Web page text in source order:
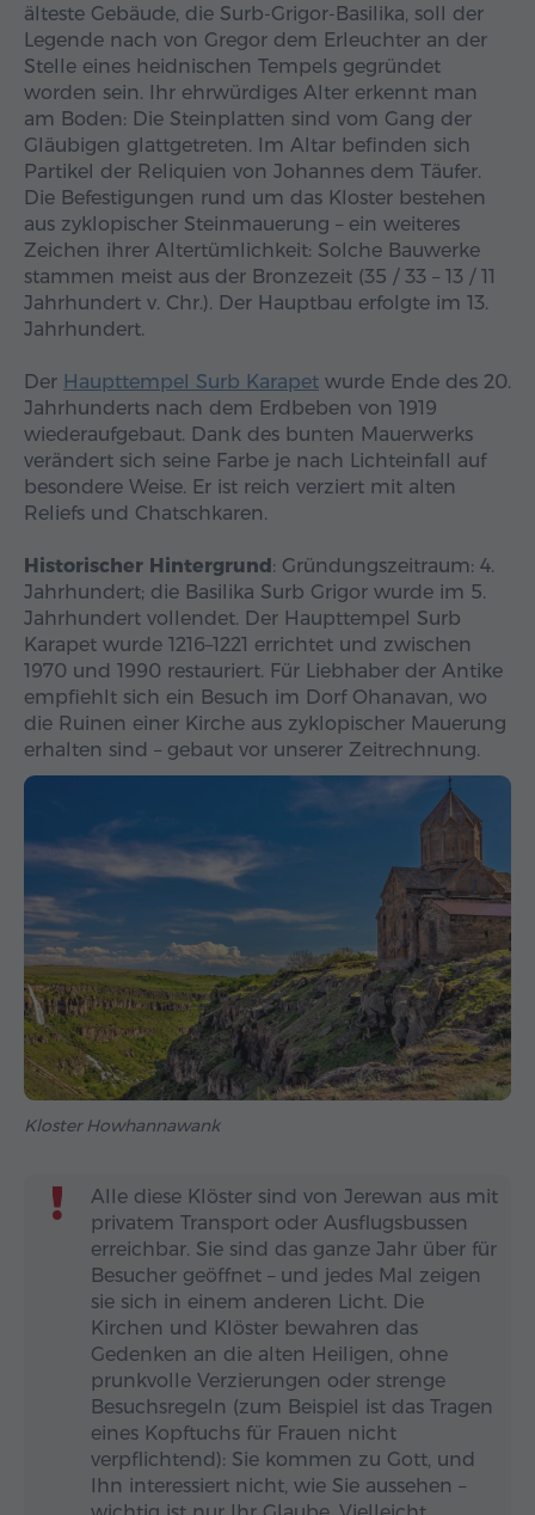
älteste Gebäude, die Surb-Grigor-Basilika, soll der
Legende nach von Gregor dem Erleuchter an der
Stelle eines heidnischen Tempels gegründet
worden sein. Ihr ehrwürdiges Alter erkennt man
am Boden: Die Steinplatten sind vom Gang der
Gläubigen glattgetreten. Im Altar befinden sich
Partikel der Reliquien von Johannes dem Täufer.
Die Befestigungen rund um das Kloster bestehen
aus zyklopischer Steinmauerung – ein weiteres
Zeichen ihrer Altertümlichkeit: Solche Bauwerke
stammen meist aus der Bronzezeit (35 / 33 – 13 / 11
Jahrhundert v. Chr.). Der Hauptbau erfolgte im 13.
Jahrhundert.
Der Haupttempel Surb Karapet wurde Ende des 20.
Jahrhunderts nach dem Erdbeben von 1919
wiederaufgebaut. Dank des bunten Mauerwerks
verändert sich seine Farbe je nach Lichteinfall auf
besondere Weise. Er ist reich verziert mit alten
Reliefs und Chatschkaren.
Historischer Hintergrund: Gründungszeitraum: 4.
Jahrhundert; die Basilika Surb Grigor wurde im 5.
Jahrhundert vollendet. Der Haupttempel Surb
Karapet wurde 1216–1221 errichtet und zwischen
1970 und 1990 restauriert. Für Liebhaber der Antike
empfiehlt sich ein Besuch im Dorf Ohanavan, wo
die Ruinen einer Kirche aus zyklopischer Mauerung
erhalten sind – gebaut vor unserer Zeitrechnung.
Kloster Howhannawank
Alle diese Klöster sind von Jerewan aus mit
privatem Transport oder Ausflugsbussen
erreichbar. Sie sind das ganze Jahr über für
Besucher geöffnet – und jedes Mal zeigen
sie sich in einem anderen Licht. Die
Kirchen und Klöster bewahren das
Gedenken an die alten Heiligen, ohne
prunkvolle Verzierungen oder strenge
Besuchsregeln (zum Beispiel ist das Tragen
eines Kopftuchs für Frauen nicht
verpflichtend): Sie kommen zu Gott, und
Ihn interessiert nicht, wie Sie aussehen –